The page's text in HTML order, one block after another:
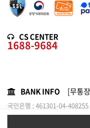
CS CENTER
1688-9684
BANK INFO [무통
국민은행 : 461301-04-
농협은행 : 301-0120-1814-01